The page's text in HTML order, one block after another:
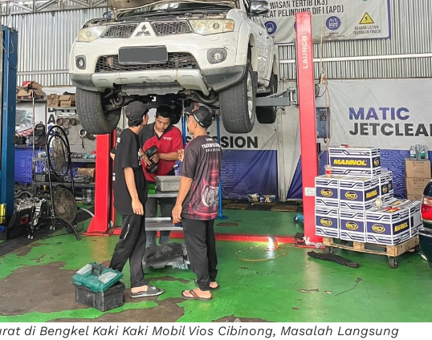
di Bengkel Kaki Kaki Mobil Vios Cibinong, Masalah Langsung